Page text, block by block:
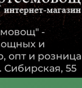
-
и
опт и розница
Сибирская, 55